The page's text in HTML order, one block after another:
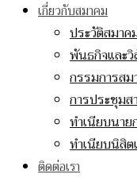
เกี่ยวกับสมาคม
ประวัติสมาค
พันธกิจและ
กรรมการส
การประชุม
ทำเนียบนาย
ทำเนียบนิสิต
ติดต่อเรา